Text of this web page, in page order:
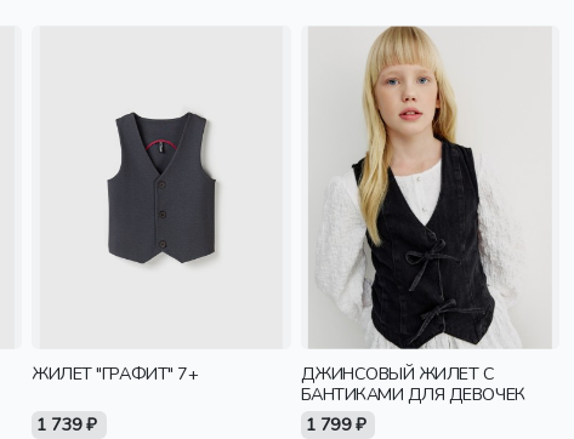
ЖИЛЕТ "ГРАФИТ" 7+
1 739 ₽
ДЖИНСОВЫЙ ЖИЛЕТ С
БАНТИКАМИ ДЛЯ ДЕВОЧЕК
1 799 ₽